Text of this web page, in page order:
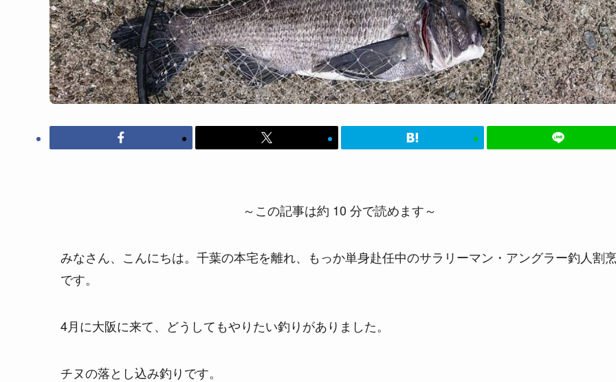
～この記事は約 10 分で読めます～
みなさん、こんにちは。千葉の本宅を離れ、もっか単身赴任中のサラリーマン・アングラー釣人割
です。
4月に大阪に来て、どうしてもやりたい釣りがありました。
チヌの落とし込み釣りです。